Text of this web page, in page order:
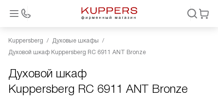
Kuppersberg
Духовые шкафы
Духовой шкаф Kuppersberg RC 6911 ANT Bronze
Духовой шкаф
Kuppersberg RC 6911 ANT Bronze